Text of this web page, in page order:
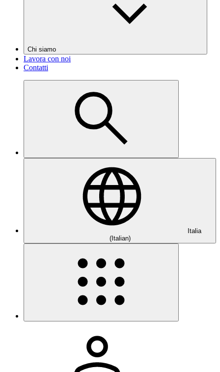
Chi siamo
Lavora con noi
Contatti
Italia
(Italian)